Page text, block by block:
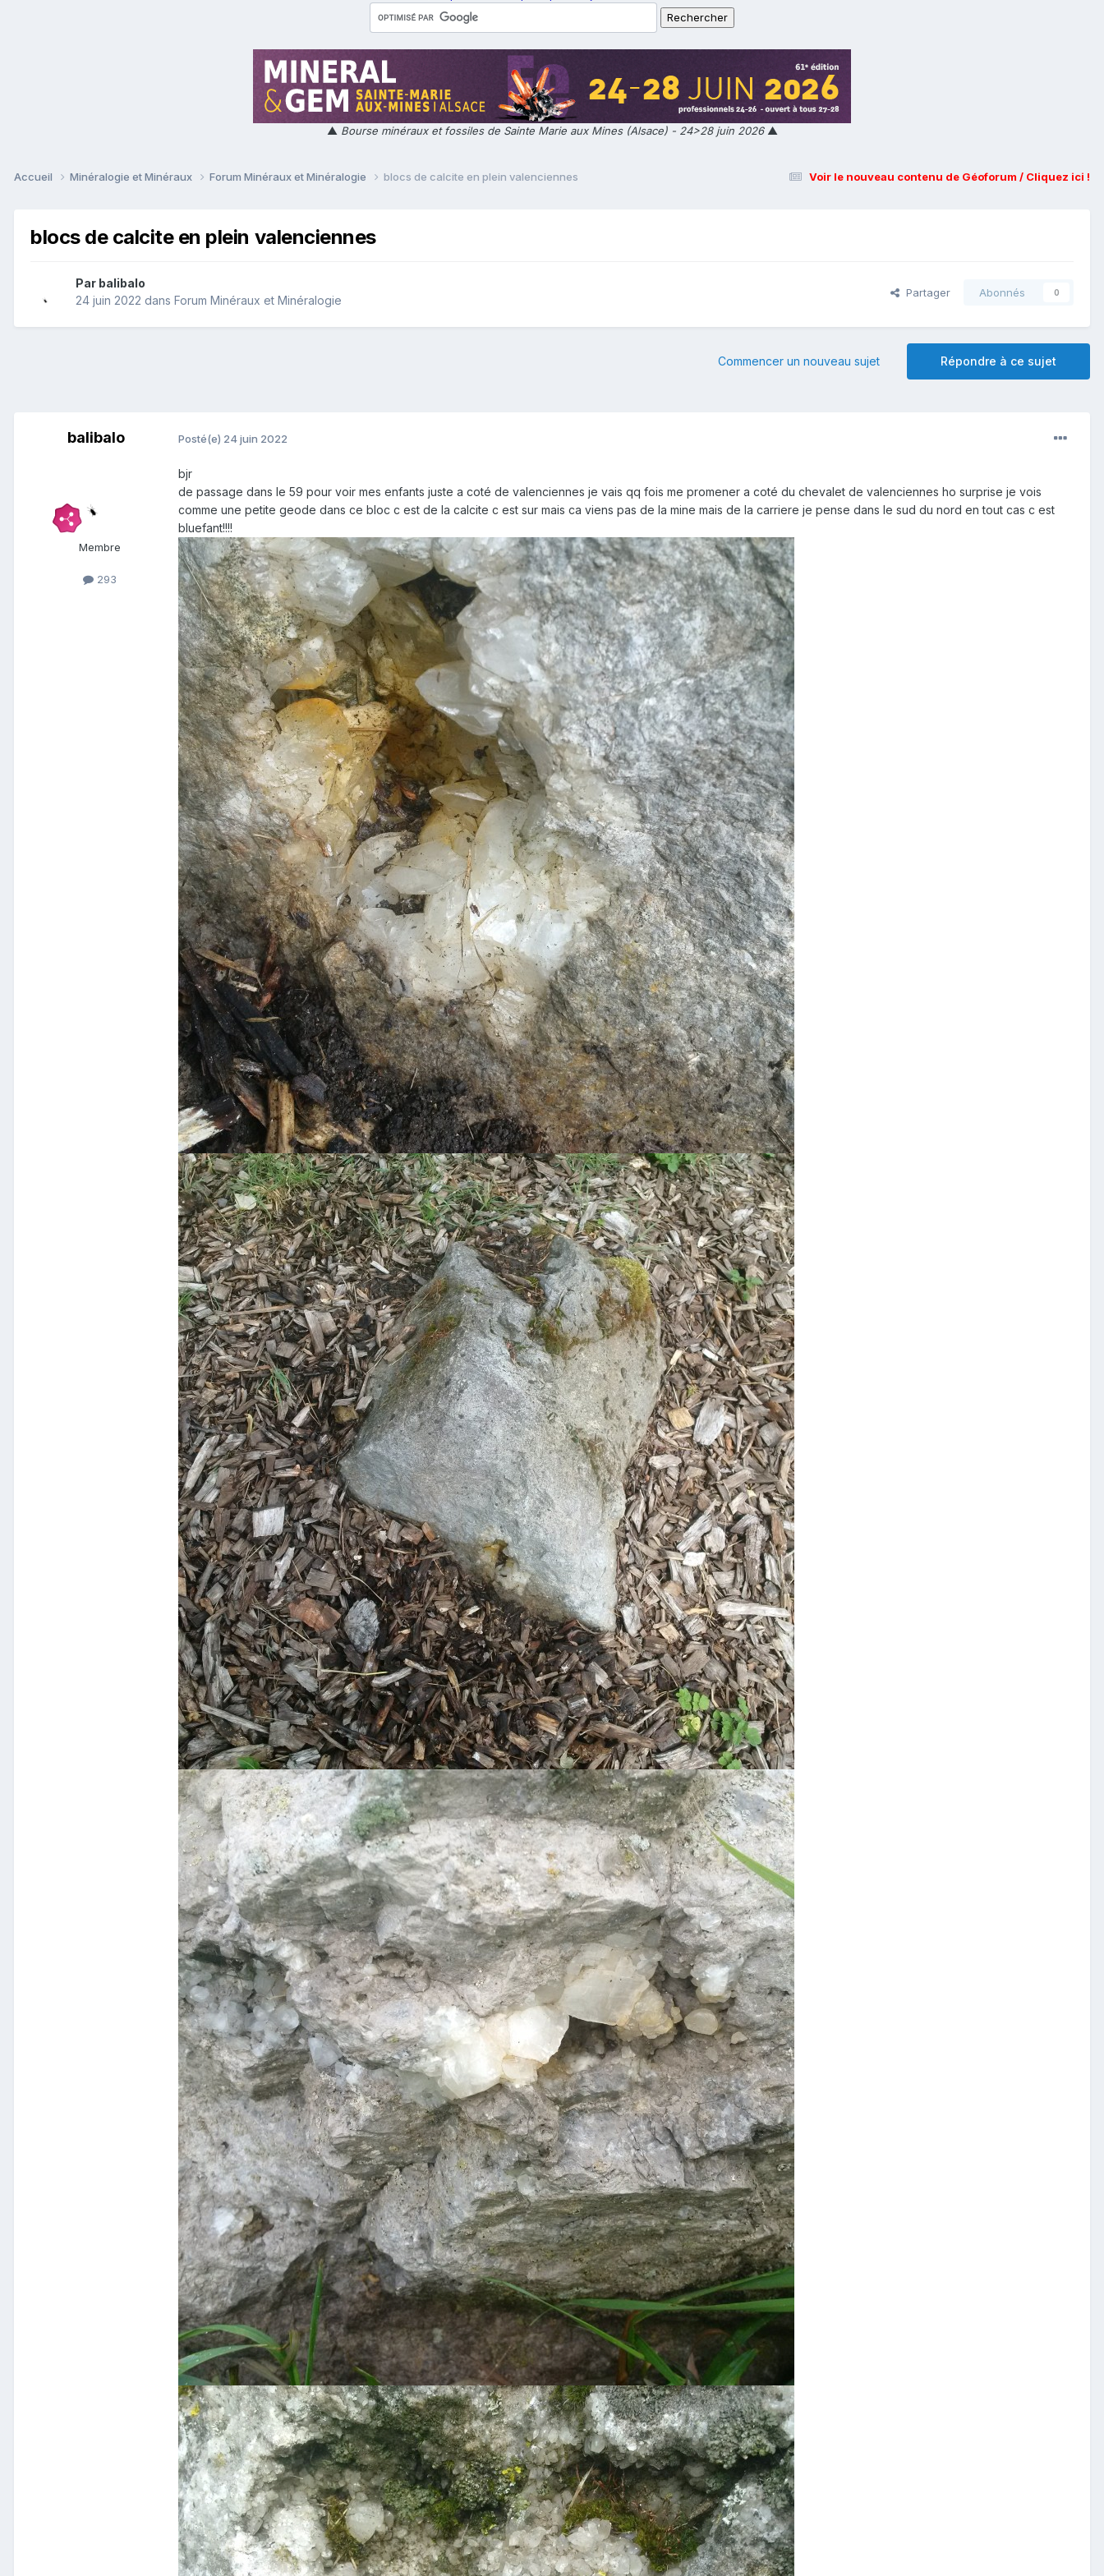
▲ Bourse minéraux et fossiles de Sainte Marie aux Mines (Alsace) - 24>28 juin 2026▲
Voir le nouveau contenu de Géoforum / Cliquez ici !
Accueil Minéralogie et Minéraux Forum Minéraux et Minéralogie blocs de calcite en plein valenciennes
blocs de calcite en plein valenciennes
Par balibalo
24 juin 2022 dans Forum Minéraux et Minéralogie
Partager Abonnés 0
Répondre à ce sujet
Commencer un nouveau sujet
balibalo
Membre
293
Posté(e) 24 juin 2022
bjr
de passage dans le 59 pour voir mes enfants juste a coté de valenciennes je vais qq fois me promener a coté du chevalet de valenciennes ho surprise je vois
comme une petite geode dans ce bloc c est de la calcite c est sur mais ca viens pas de la mine mais de la carriere je pense dans le sud du nord en tout cas c est
bluefant!!!!